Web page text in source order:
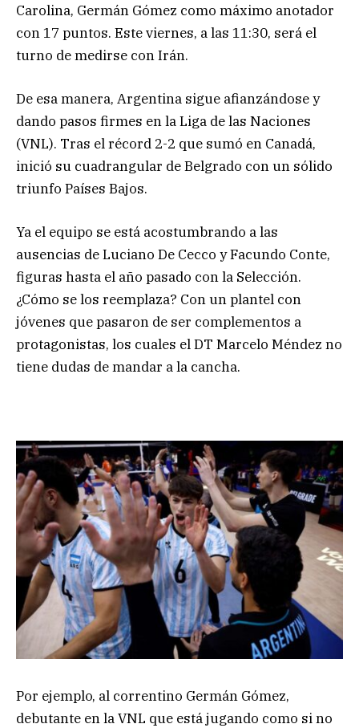
Carolina, Germán Gómez como máximo anotador
con 17 puntos. Este viernes, a las 11:30, será el
turno de medirse con Irán.
De esa manera, Argentina sigue afianzándose y
dando pasos firmes en la Liga de las Naciones
(VNL). Tras el récord 2-2 que sumó en Canadá,
inició su cuadrangular de Belgrado con un sólido
triunfo Países Bajos.
Ya el equipo se está acostumbrando a las
ausencias de Luciano De Cecco y Facundo Conte,
figuras hasta el año pasado con la Selección.
¿Cómo se los reemplaza? Con un plantel con
jóvenes que pasaron de ser complementos a
protagonistas, los cuales el DT Marcelo Méndez no
tiene dudas de mandar a la cancha.
Por ejemplo, al correntino Germán Gómez,
debutante en la VNL que está jugando como si no